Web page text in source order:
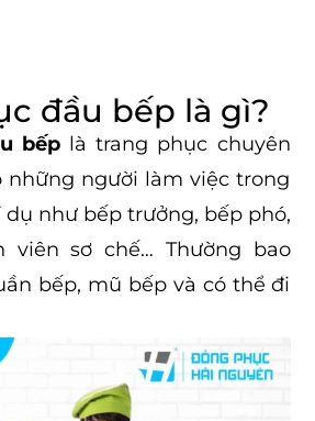
đầu bếp là gì?
bếplà trang phục chuyên
những người làm việc trong
dụ như bếp trưởng, bếp phó,
viên sơ chế… Thường bao
bếp, mũ bếp và có thể đi